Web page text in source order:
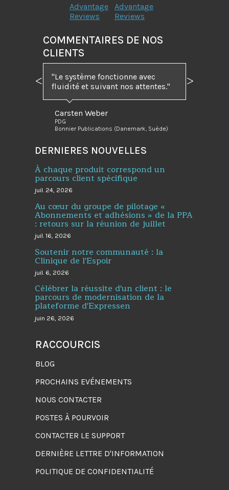
Advantage
Reviews
Advantage
Reviews
COMMENTAIRES DE NOS
CLIENTS
"Le système fonctionne avec
fluidité et suivant nos attentes."
Carsten Weber
PDG
Bonnier Publications (Danemark, Suède)
Précédent Suivant
DERNIERES NOUVELLES
À chaque produit correspond un
parcours client spécifique
juil. 24, 2026
Au cœur du groupe de pilotage «
Abonnements et adhésions » de la PPA
: retours sur la réunion de juillet
juil. 16, 2026
Soutenir notre communauté : la
Clinique de l'Espoir
juil. 6, 2026
Célébrer la réussite d'un client : le
parcours de modernisation de la
plateforme d'Expressen
juin 26, 2026
RACCOURCIS
BLOG
PROCHAINS EVÉNEMENTS
NOUS CONTACTER
POSTES À POURVOIR
CONTACTER LE SUPPORT
DERNIÈRE LETTRE D'INFORMATION
POLITIQUE DE CONFIDENTIALITÉ